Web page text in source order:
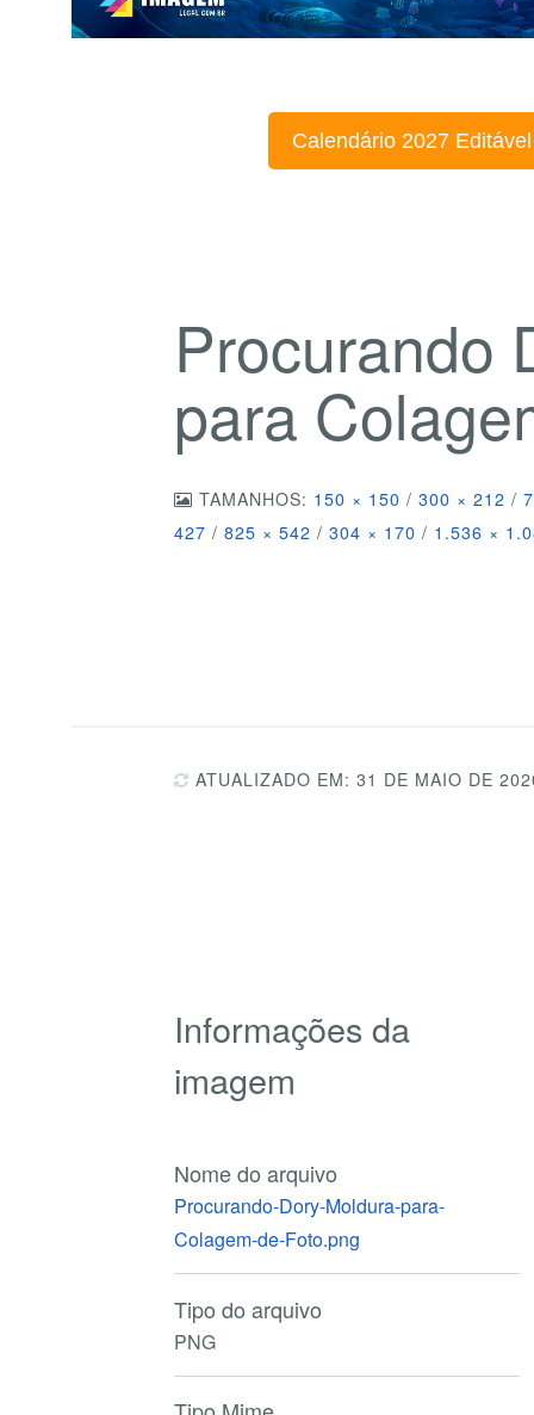
Calendário 2027 Editável
Procurando
para
TAMANHOS: 150 × 150 / 300 × 212 /
427 / 825 × 542 / 304 × 170 / 1.536 ×
ATUALIZADO EM: 31 DE MAIO DE
Informações da
imagem
Nome do arquivo
Procurando-Dory-Moldura-para-
Colagem-de-Foto.png
Tipo do arquivo
PNG